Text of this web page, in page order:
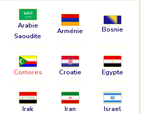
Arabie
Saoudite
Arménie Bosnie
Comores Croatie Egypte
Irak Iran Israel